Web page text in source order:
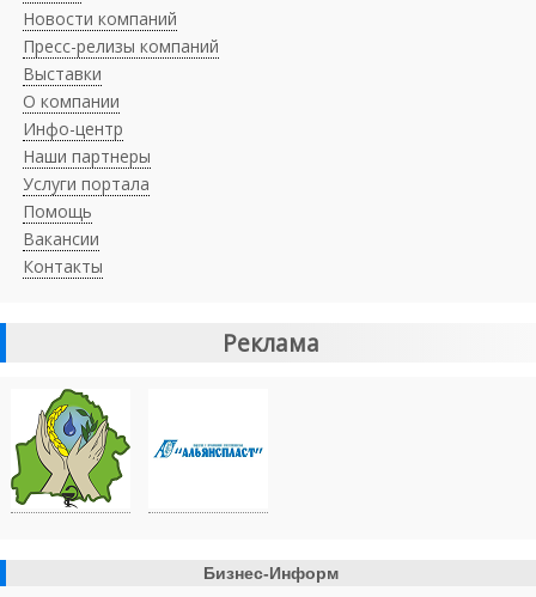
Новости компаний
Пресс-релизы компаний
Выставки
О компании
Инфо-центр
Наши партнеры
Услуги портала
Помощь
Вакансии
Контакты
Реклама
Бизнес-Информ